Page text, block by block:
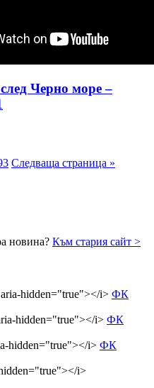
Черно море –
Следваща страница »
новина? Към стария сайт >
hidden="true"></i> ФК
hidden="true"></i> ФК
hidden="true"></i> ФК
i>